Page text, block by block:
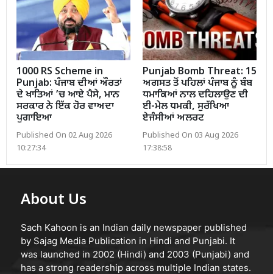
1000 RS Scheme in
Punjab: ਪੰਜਾਬ ਦੀਆਂ ਔਰਤਾਂ
ਦੇ ਖਾਤਿਆਂ ’ਚ ਆਏ ਪੈਸੇ, ਮਾਨ
ਸਰਕਾਰ ਨੇ ਇੱਕ ਹੋਰ ਵਾਅਦਾ
ਪੁਗਾਇਆ
Published On 02 Aug 2026
10:27:34
Punjab Bomb Threat: 15
ਅਗਸਤ ਤੋਂ ਪਹਿਲਾਂ ਪੰਜਾਬ ਨੂੰ ਬੰਬ
ਧਮਾਕਿਆਂ ਨਾਲ ਦਹਿਲਾਉਣ ਦੀ
ਈ-ਮੇਲ ਧਮਕੀ, ਸੁਰੱਖਿਆ
ਏਜੰਸੀਆਂ ਅਲਰਟ
Published On 03 Aug 2026
17:38:58
About Us
Sach Kahoon is an Indian daily newspaper published
by Sajag Media Publication in Hindi and Punjabi. It
was launched in 2002 (Hindi) and 2003 (Punjabi) and
has a strong readership across multiple Indian states.